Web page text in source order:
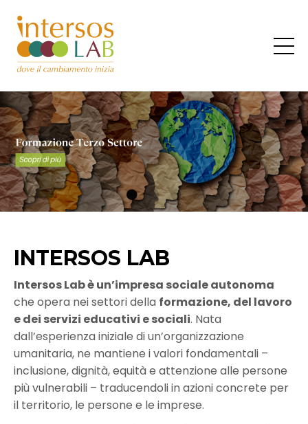
INTERSOS LAB
Intersos Lab è un’impresa sociale autonoma
che opera nei settori della formazione, del lavoro
e dei servizi educativi e sociali. Nata
dall’esperienza iniziale di un’organizzazione
umanitaria, ne mantiene i valori fondamentali –
inclusione, dignità, equità e attenzione alle persone
più vulnerabili – traducendoli in azioni concrete per
il territorio, le persone e le imprese.